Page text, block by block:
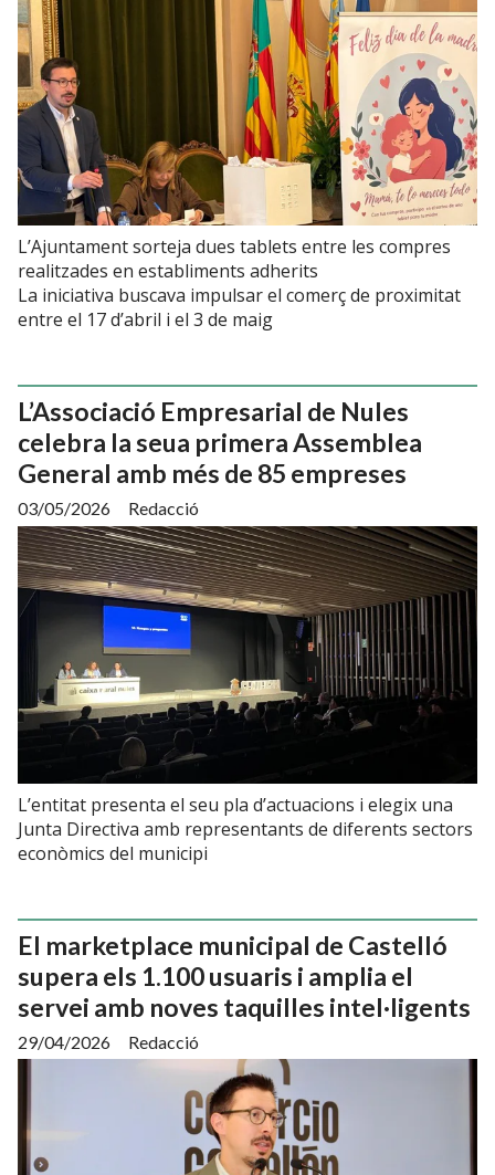
L’Ajuntament sorteja dues tablets entre les compres
realitzades en establiments adherits
La iniciativa buscava impulsar el comerç de proximitat
entre el 17 d’abril i el 3 de maig
L’Associació Empresarial de Nules
celebra la seua primera Assemblea
General amb més de 85 empreses
Redacció
03/05/2026
L’entitat presenta el seu pla d’actuacions i elegix una
Junta Directiva amb representants de diferents sectors
econòmics del municipi
El marketplace municipal de Castelló
supera els 1.100 usuaris i amplia el
servei amb noves taquilles intel·ligents
Redacció
29/04/2026